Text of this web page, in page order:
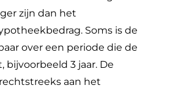
zijn dan het
Soms is de
over een periode die de
bijvoorbeeld 3 jaar. De
aan het